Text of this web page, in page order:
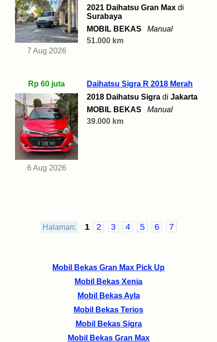
Mobil Bekas Gran Max Pick Up
Mobil Bekas Xenia
Mobil Bekas Ayla
Mobil Bekas Terios
Mobil Bekas Sigra
Mobil Bekas Gran Max
7 Aug 2026
2021 Daihatsu Gran Max di
Surabaya
MOBIL BEKAS
Manual
51.000 km
Rp 60 juta
6 Aug 2026
Daihatsu Sigra R 2018 Merah
2018 Daihatsu Sigra di Jakarta
MOBIL BEKAS
Manual
39.000 km
Halaman: 1 2 3 4 5 6 7